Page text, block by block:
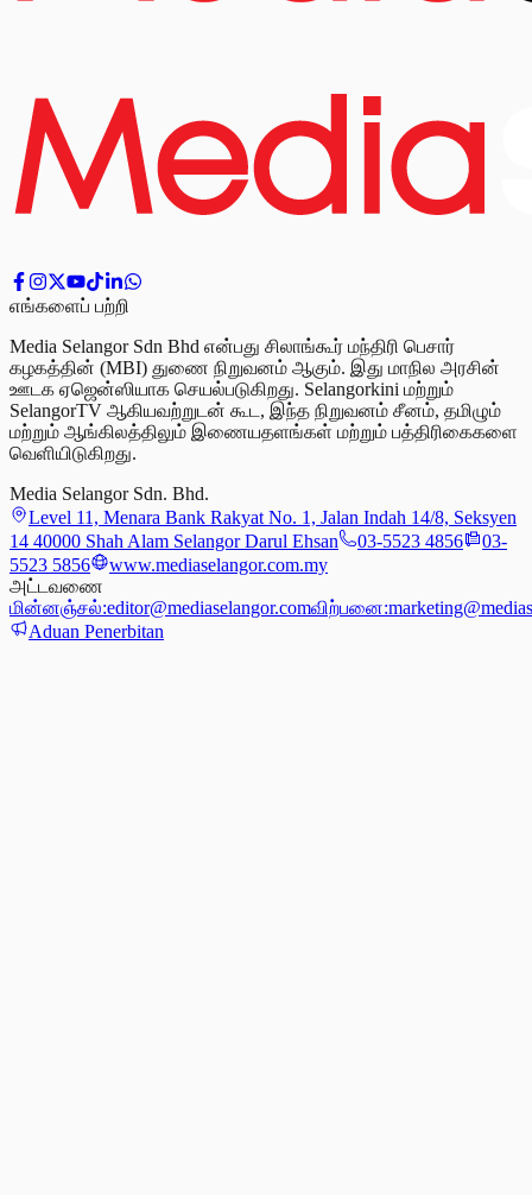
எங்களைப் பற்றி
Media Selangor Sdn Bhd என்பது சிலாங்கூர் மந்திரி பெசார்
கழகத்தின் (MBI) துணை நிறுவனம் ஆகும். இது மாநில அரசின்
ஊடக ஏஜென்ஸியாக செயல்படுகிறது. Selangorkini மற்றும்
SelangorTV ஆகியவற்றுடன் கூட, இந்த நிறுவனம் சீனம், தமிழும்
மற்றும் ஆங்கிலத்திலும் இணையதளங்கள் மற்றும் பத்திரிகைகளை
வெளியிடுகிறது.
Media Selangor Sdn. Bhd.
Level 11, Menara Bank Rakyat No. 1, Jalan Indah 14/8, Seksyen
14 40000 Shah Alam Selangor Darul Ehsan
03-5523 4856
03-
5523 5856
www.mediaselangor.com.my
அட்டவணை
மின்னஞ்சல்:editor@mediaselangor.comவிற்பனை:
Aduan Penerbitan